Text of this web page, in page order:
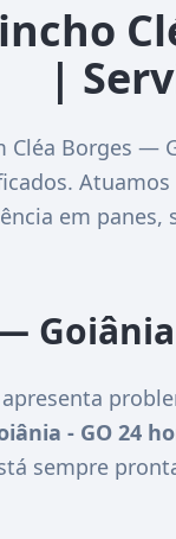
|
Cléa Borges —
em panes,
- GO 24
sempre